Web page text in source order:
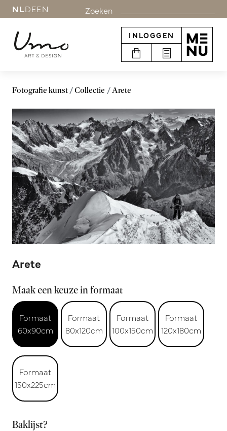
NLDEEN Zoeken
INLOGGEN
Fotografie kunst Collectie Arete
Arete
Maak een keuze in formaat
Formaat
60x90cm
Formaat
80x120cm
Formaat
100x150cm
Formaat
120x180cm
Formaat
150x225cm
Baklijst?